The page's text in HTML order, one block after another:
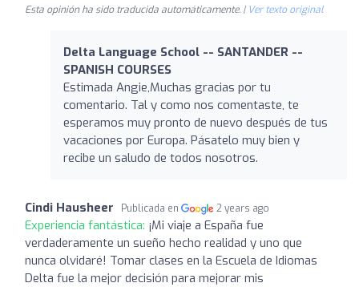
Esta opinión ha sido traducida automáticamente. | Ver texto original
Delta Language School -- SANTANDER --
SPANISH COURSES
Estimada Angie,Muchas gracias por tu
comentario. Tal y como nos comentaste, te
esperamos muy pronto de nuevo después de tus
vacaciones por Europa. Pásatelo muy bien y
recibe un saludo de todos nosotros.
Cindi Hausheer Publicada en 2 years ago
Experiencia fantástica: ¡Mi viaje a España fue
verdaderamente un sueño hecho realidad y uno que
nunca olvidaré! Tomar clases en la Escuela de Idiomas
Delta fue la mejor decisión para mejorar mis